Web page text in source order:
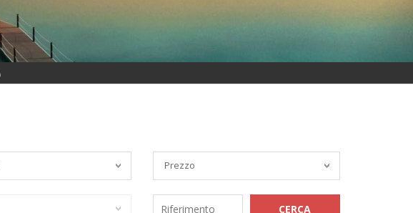
Prezzo